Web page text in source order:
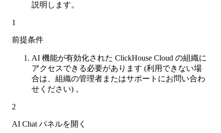
説明します。
1
前提条件
AI 機能が有効化された ClickHouse Cloud の組織に
アクセスできる必要があります (利用できない場
合は、組織の管理者またはサポートにお問い合わ
せください) 。
2
AI Chat パネルを開く